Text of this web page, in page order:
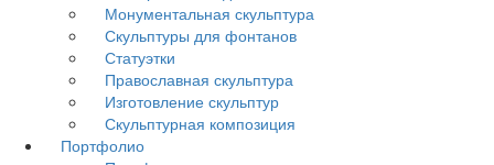
Монументальная скульптура
Скульптуры для фонтанов
Статуэтки
Православная скульптура
Изготовление скульптур
Скульптурная композиция
Портфолио